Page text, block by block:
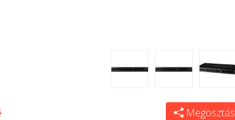
Megosztás